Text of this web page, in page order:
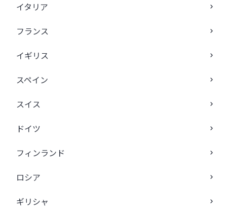
イタリア
フランス
イギリス
スペイン
スイス
ドイツ
フィンランド
ロシア
ギリシャ